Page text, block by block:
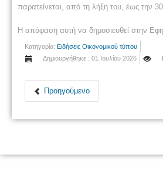
παρατείνεται, από τη λήξη του, έως την
Η απόφαση αυτή να δημοσιευθεί στην
Κατηγορία: Ειδήσεις Οικονομικού τύπου
Δημιουργήθηκε : 01 Ιουλίου 2026
Προηγούμενο